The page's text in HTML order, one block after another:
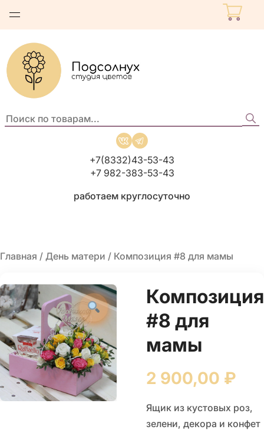
Поиск
+7(8332)43-53-43
+7 982-383-53-43
работаем круглосуточно
Главная / День матери / Композиция #8 для мамы
Композиция
#8 для
мамы
2 900,00 ₽
Ящик из кустовых роз,
зелени, декора и конфет